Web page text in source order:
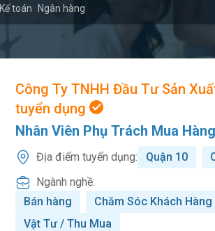
Kế toán Ngân hàng
Công Ty TNHH Đầu Tư Sản
tuyển dụng
Nhân Viên Phụ Trách Mua
Địa điểm tuyển dụng: Quận 10
Ngành nghề:
Bán hàng
Chăm Sóc Khách Hàng
Vật Tư / Thu Mua